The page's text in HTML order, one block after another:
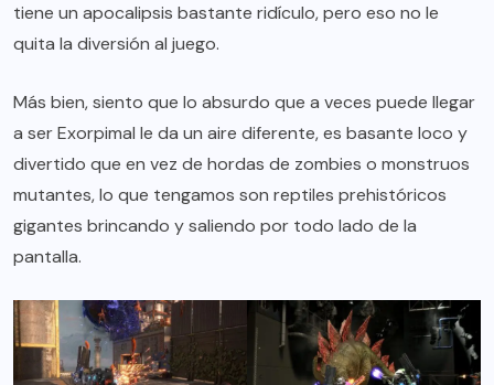
tiene un apocalipsis bastante ridículo, pero eso no le
quita la diversión al juego.
Más bien, siento que lo absurdo que a veces puede llegar
a ser Exorpimal le da un aire diferente, es basante loco y
divertido que en vez de hordas de zombies o monstruos
mutantes, lo que tengamos son reptiles prehistóricos
gigantes brincando y saliendo por todo lado de la
pantalla.